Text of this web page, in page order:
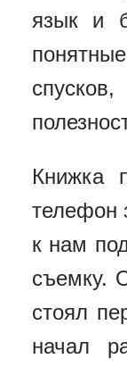
язык и
Книжка
телефон
к нам
съемку.
стоял
начал